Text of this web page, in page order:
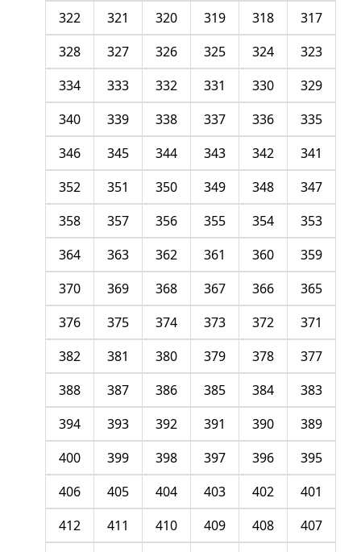
317
318
319
320
321
322
323
324
325
326
327
328
329
330
331
332
333
334
335
336
337
338
339
340
341
342
343
344
345
346
347
348
349
350
351
352
353
354
355
356
357
358
359
360
361
362
363
364
365
366
367
368
369
370
371
372
373
374
375
376
377
378
379
380
381
382
383
384
385
386
387
388
389
390
391
392
393
394
395
396
397
398
399
400
401
402
403
404
405
406
407
408
409
410
411
412